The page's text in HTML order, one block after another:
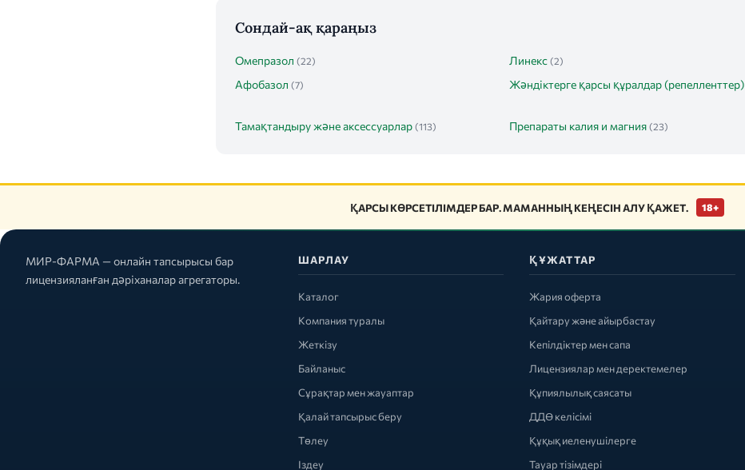
Сондай-ақ қараңыз
Омепразол (22) Линекс (2)
Афобазол (7) Жәндіктерге қарсы құралдар (репелленттер)
Тамақтандыру және аксессуарлар (113) Препараты калия и магния (23)
ҚАРСЫ КӨРСЕТІЛІМДЕР БАР. МАМАННЫҢ КЕҢЕСІН АЛУ ҚАЖЕТ. 18+
МИР-ФАРМА — онлайн тапсырысы бар
лицензияланған дәріханалар агрегаторы.
ШАРЛАУ
Каталог
Компания туралы
Жеткізу
Байланыс
Сұрақтар мен жауаптар
Қалай тапсырыс беру
Төлеу
Іздеу
ҚҰЖАТТАР
Жария оферта
Қайтару және айырбастау
Кепілдіктер мен сапа
Лицензиялар мен деректемелер
Құпиялылық саясаты
ДДӨ келісімі
Құқық иеленушілерге
Тауар тізімдері